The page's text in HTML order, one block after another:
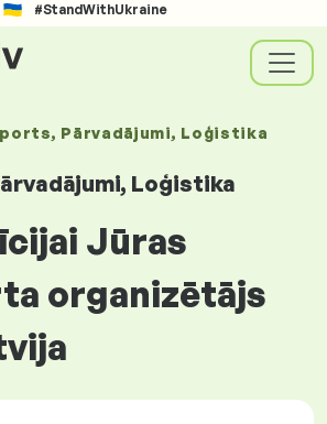
#StandWithUkraine
Pārvadājumi, Loģistika
Loģistika
Jūras
organizētājs